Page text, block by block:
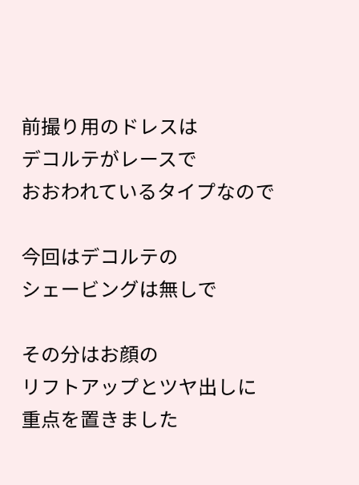
前撮り用のドレスは
デコルテがレースで
おおわれているタイプなので
今回はデコルテの
シェービングは無しで
その分はお顔の
リフトアップとツヤ出しに
重点を置きました